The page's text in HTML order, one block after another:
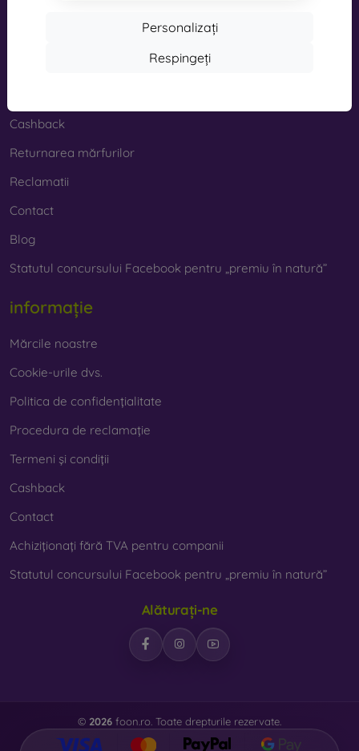
Personalizați
Respingeți
Cashback
Returnarea mărfurilor
Reclamatii
Contact
Blog
Statutul concursului Facebook pentru „premiu în natură”
informație
Mărcile noastre
Cookie-urile dvs.
Politica de confidențialitate
Procedura de reclamație
Termeni și condiții
Cashback
Contact
Achiziționați fără TVA pentru companii
Statutul concursului Facebook pentru „premiu în natură”
Alăturați-ne
© 2026 foon.ro. Toate drepturile rezervate.